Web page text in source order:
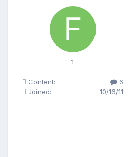
1
Content:
6
Joined:
10/16/11